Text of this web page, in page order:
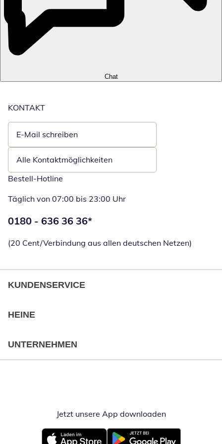
Chat
KONTAKT
E-Mail schreiben
Öffnet E-Mail-Client
Alle Kontaktmöglichkeiten
Bestell-Hotline
Täglich von 07:00 bis 23:00 Uhr
Telefonnummer:
0180 - 636 36 36*
(20 Cent/Verbindung aus allen deutschen Netzen)
KUNDENSERVICE
HEINE
UNTERNEHMEN
Jetzt unsere App downloadenÖffnet in